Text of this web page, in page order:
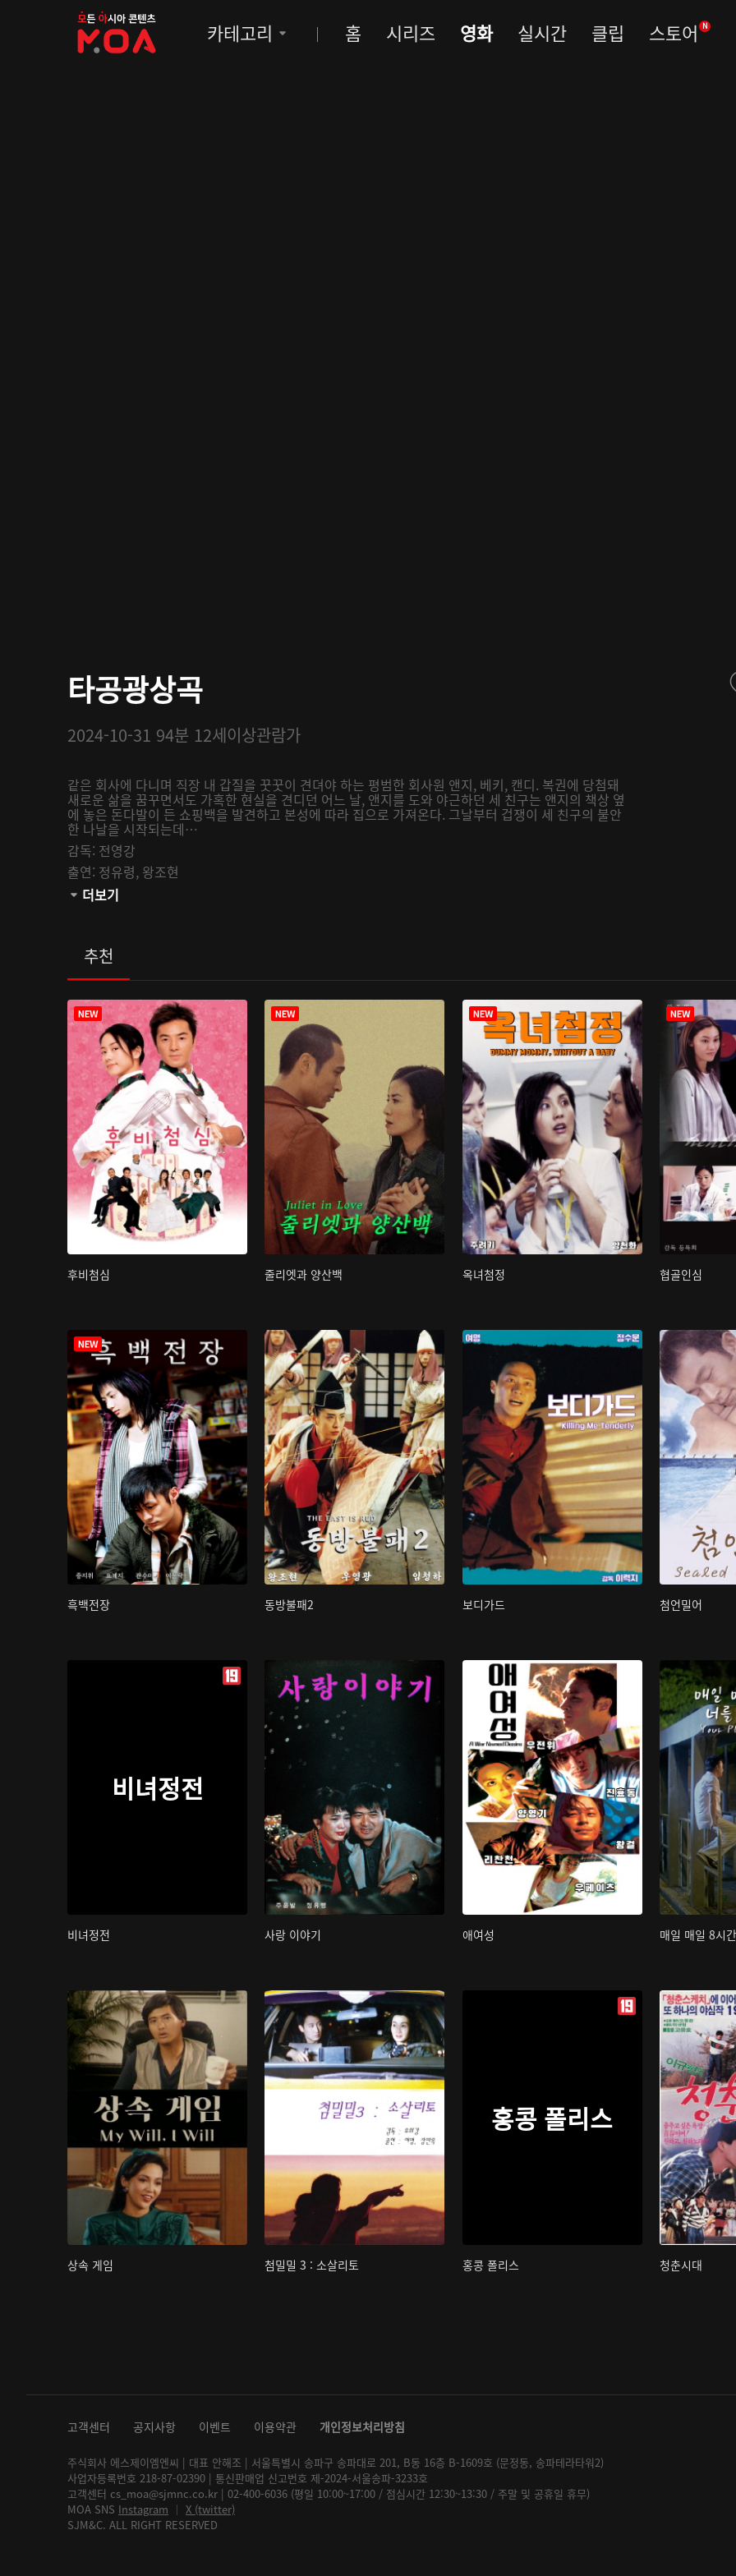
MOA
카테고리 홈 시리즈 영화 실시간 클립 스토어 N
타공광상곡
2024-10-31 94분 12세이상관람가
같은 회사에 다니며 직장 내 갑질을 꿋꿋이 견뎌야 하는 평범한 회사원 앤지, 베키, 캔디. 복권에 당첨돼
새로운 삶을 꿈꾸면서도 가혹한 현실을 견디던 어느 날, 앤지를 도와 야근하던 세 친구는 앤지의 책상 옆
에 놓은 돈다발이 든 쇼핑백을 발견하고 본성에 따라 집으로 가져온다. 그날부터 겁쟁이 세 친구의 불안
한 나날을 시작되는데…
감독: 전영강
출연: 정유령, 왕조현
관람등급:
더보기
추천
후비첨심 줄리엣과 양산백 옥녀첨정 협골인심
흑백전장 동방불패2 보디가드 첨언밀어
비녀정전
비녀정전 사랑 이야기 애여성 매일 매일 8시
상속 게임 첨밀밀 3 : 소살리토
홍콩 폴리스
홍콩 폴리스 청춘시대
고객센터 공지사항 이벤트 이용약관 개인정보처리방침
주식회사 에스제이엠엔씨 | 대표 안해조 | 서울특별시 송파구 송파대로 201, B동 16층 B-1609호 (문정동, 송파테라타워2)
사업자등록번호 218-87-02390 | 통신판매업 신고번호 제-2024-서울송파-3233호
고객센터 cs_moa@sjmnc.co.kr | 02-400-6036 (평일 10:00~17:00 / 점심시간 12:30~13:30 / 주말 및 공휴일 휴무)
MOA SNS Instagram │ X (twitter)
SJM&C. ALL RIGHT RESERVED